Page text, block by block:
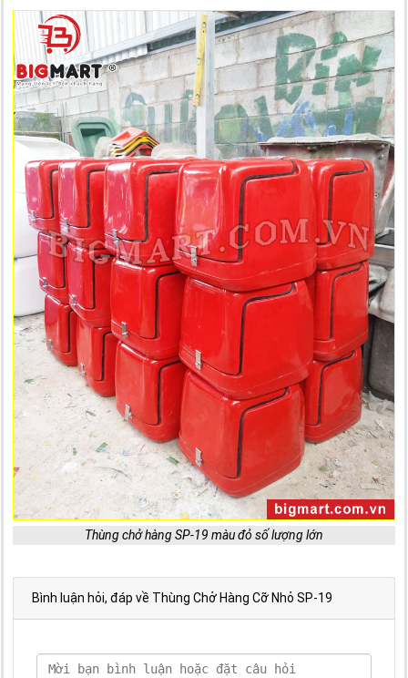
Thùng chở hàng SP-19 màu đỏ số lượng lớn
Bình luận hỏi, đáp về Thùng Chở Hàng Cỡ Nhỏ SP-19